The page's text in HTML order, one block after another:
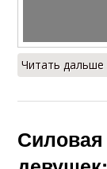
Читать